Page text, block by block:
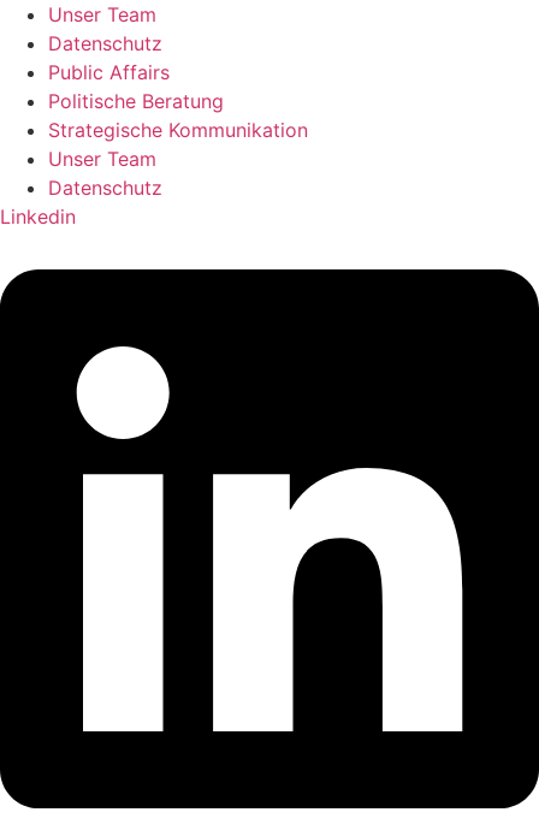
Unser Team
Datenschutz
Public Affairs
Politische Beratung
Strategische Kommunikation
Unser Team
Datenschutz
Linkedin